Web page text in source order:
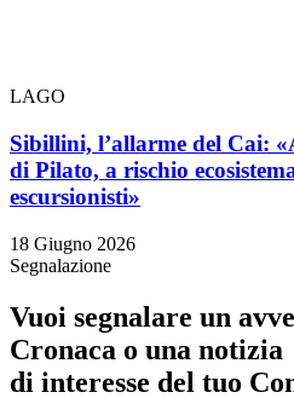
LAGO
Sibillini, l’allarme del Cai:
di Pilato, a rischio
escursionisti»
18 Giugno 2026
Segnalazione
Vuoi segnalare un
Cronaca o una notizia
di interesse del tuo